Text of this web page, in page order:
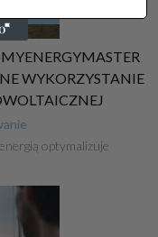
WYKORZYSTANIE
optymalizuje